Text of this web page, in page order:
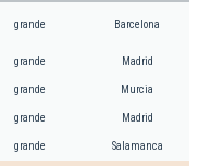
grande Barcelona
grande Madrid
grande Murcia
grande Madrid
grande Salamanca